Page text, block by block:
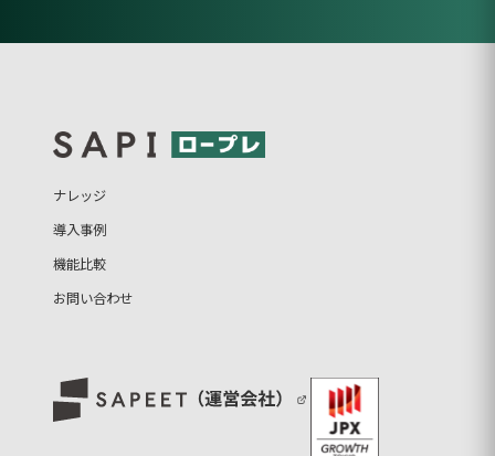
ナレッジ
導入事例
機能比較
お問い合わせ